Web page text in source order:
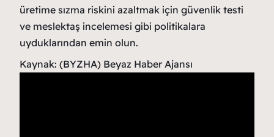
üretime sızma riskini azaltmak için güvenlik testi
ve meslektaş incelemesi gibi politikalara
uyduklarından emin olun.
Kaynak: (BYZHA) Beyaz Haber Ajansı